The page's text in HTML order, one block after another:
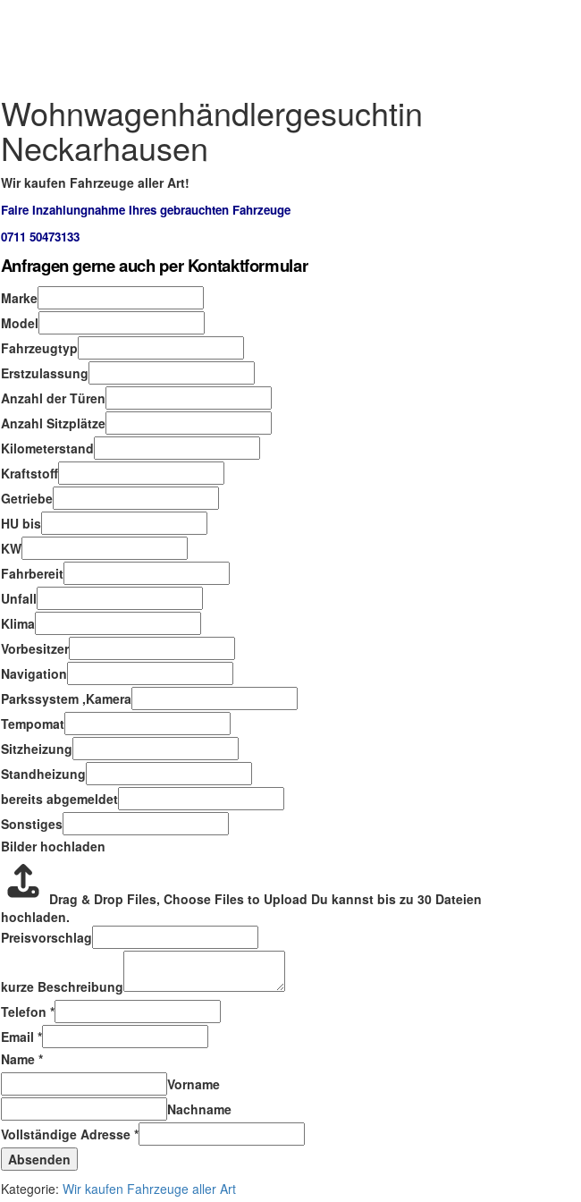
Wohnwagenhändlergesuchtin
Neckarhausen
Wir kaufen Fahrzeuge aller Art!
Faire Inzahlungnahme Ihres gebrauchten Fahrzeuge
0711 50473133
Anfragen gerne auch per Kontaktformular
Marke
Model
Fahrzeugtyp
Erstzulassung
Anzahl der Türen
Anzahl Sitzplätze
Kilometerstand
Kraftstoff
Getriebe
HU bis
KW
Fahrbereit
Unfall
Klima
Vorbesitzer
Navigation
Parkssystem ,Kamera
Tempomat
Sitzheizung
Standheizung
bereits abgemeldet
Sonstiges
Bilder hochladen
Drag & Drop Files, Choose Files to Upload Du kannst bis zu 30 Dateien
hochladen.
Preisvorschlag
kurze Beschreibung
Telefon *
Email *
Name *
Vorname
Nachname
Vollständige Adresse *
Absenden
Kategorie: Wir kaufen Fahrzeuge aller Art